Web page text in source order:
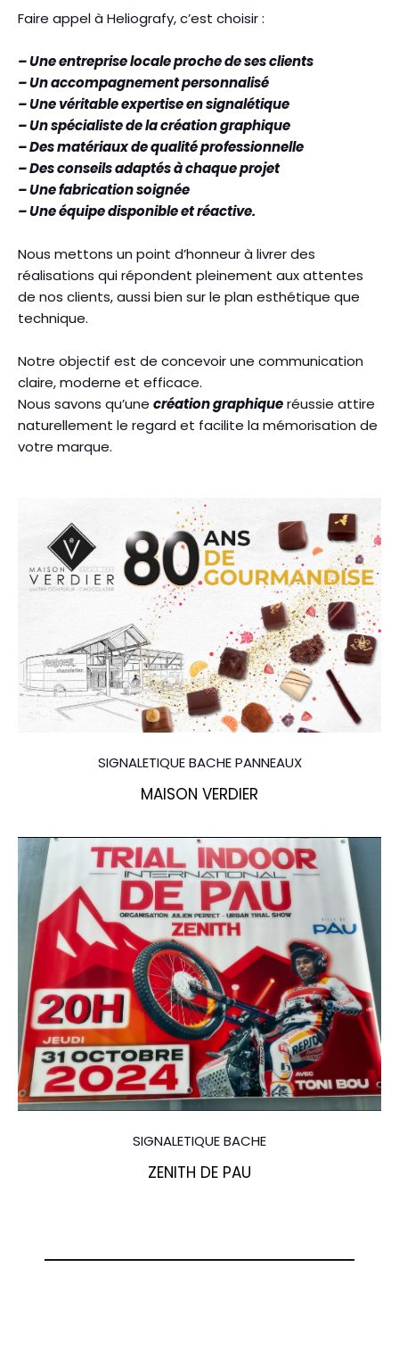
Faire appel à Heliografy, c’est choisir :
– Une entreprise locale proche de ses clients
– Un accompagnement personnalisé
– Une véritable expertise en signalétique
– Un spécialiste de la création graphique
– Des matériaux de qualité professionnelle
– Des conseils adaptés à chaque projet
– Une fabrication soignée
– Une équipe disponible et réactive.
Nous mettons un point d’honneur à livrer des
réalisations qui répondent pleinement aux attentes
de nos clients, aussi bien sur le plan esthétique que
technique.
Notre objectif est de concevoir une communication
claire, moderne et efficace.
Nous savons qu’une création graphiqueréussie attire
naturellement le regard et facilite la mémorisation de
votre marque.
SIGNALETIQUE BACHE PANNEAUX
MAISON VERDIER
SIGNALETIQUE BACHE
ZENITH DE PAU